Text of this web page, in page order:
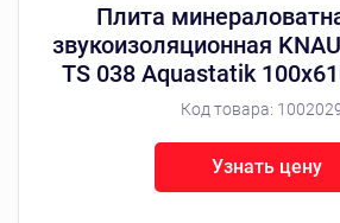
Плита
звукоизоляционная
TS 038 Aquastatik
Код товара:
Узнать цену